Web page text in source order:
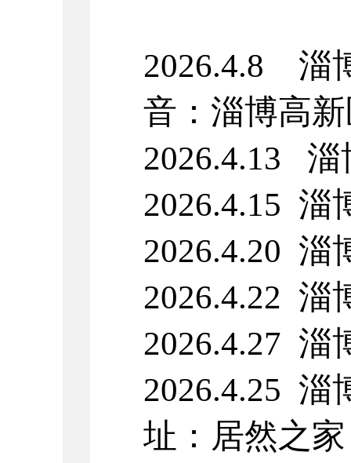
2026.4.8
淄
音：淄博高
2026.4.13 淄
2026.4.15 淄
2026.4.20 淄
2026.4.22 淄
2026.4.27 淄
2026.4.25 淄
址：居然之